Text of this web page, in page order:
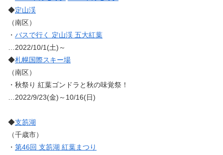
◆定山渓
（南区）
・ バスで行く 定山渓 五大紅葉
…2022/10/1(土)～
◆札幌国際スキー場
（南区）
・秋祭り 紅葉ゴンドラと秋の味覚祭！
…2022/9/23(金)～10/16(日)
◆支笏湖
（千歳市）
・ 第46回 支笏湖 紅葉まつり